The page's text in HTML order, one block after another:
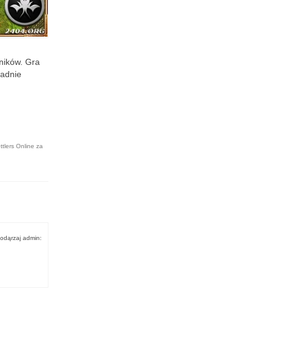
Gra
Online za
admin: